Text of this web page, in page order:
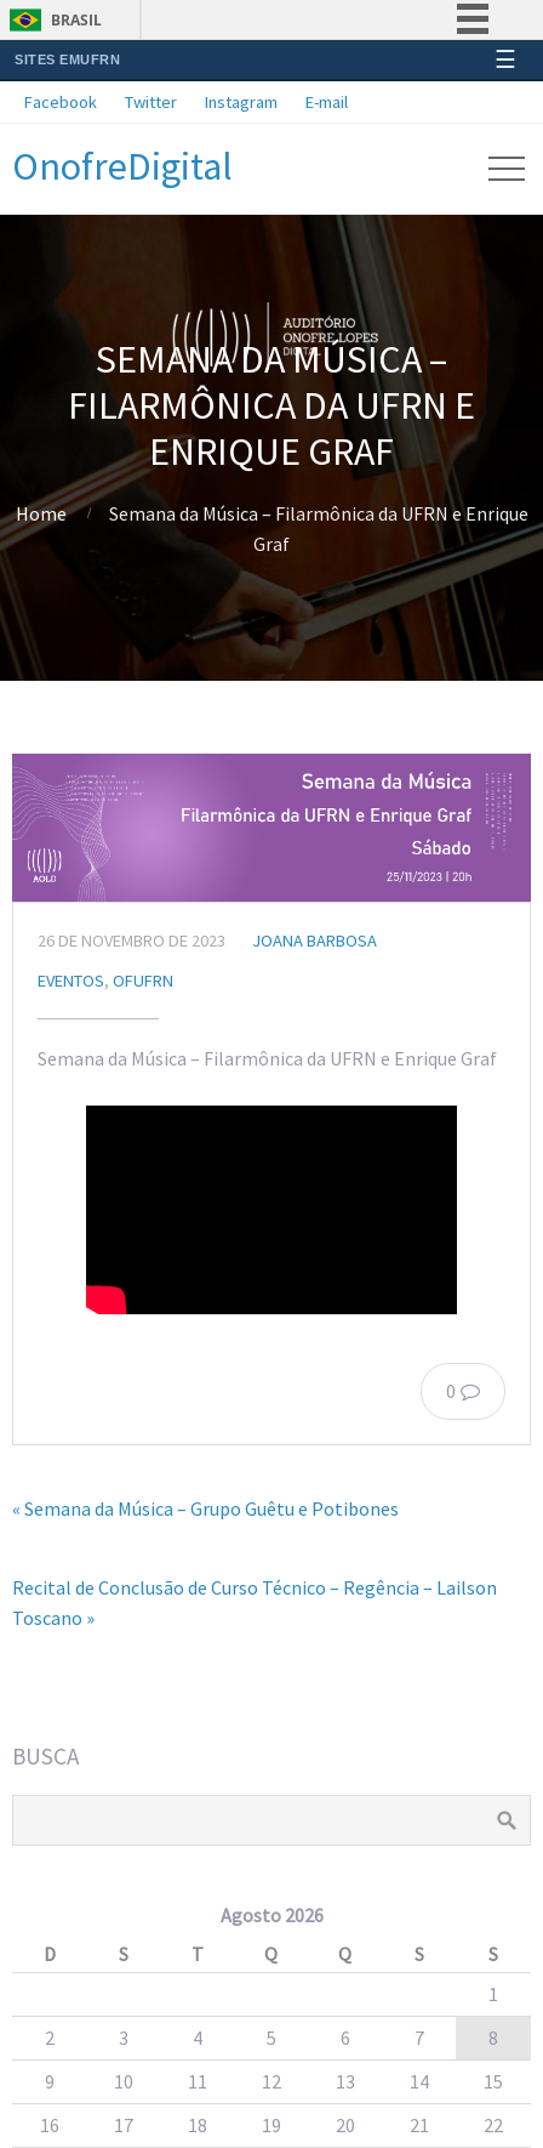
BRASIL
Simplifique!
Acesso à informação
Legislação
Canais
SITES EMUFRN ☰
Facebook Twitter Instagram E-mail
OnofreDigital
SEMANA DA MÚSICA –
FILARMÔNICA DA UFRN E
ENRIQUE GRAF
Home
Semana da Música – Filarmônica da UFRN e Enrique
Graf
26 DE NOVEMBRO DE 2023
JOANA BARBOSA
EVENTOS, OFUFRN
Semana da Música – Filarmônica da UFRN e Enrique Graf
0
« Semana da Música – Grupo Guêtu e Potibones
Recital de Conclusão de Curso Técnico – Regência – Lailson
Toscano »
BUSCA
Agosto 2026
D
S T Q Q S
S
1
2
3 4 5 6 7
8
9
10 11 12 13 14
15
16
17 18 19 20 21
22